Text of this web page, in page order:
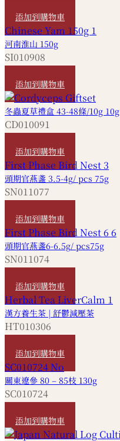
添加到購物車
河南淮山 150g
SI010908
添加到購物車
冬蟲夏草禮盒 43-48條/10g 10g
CD010091
添加到購物車
頭期官燕盞 3.5-4g/ pcs 75g
SN011077
添加到購物車
頭期官燕盞6-6.5g/ pcs75g
SN011074
添加到購物車
漢方養生茶 | 舒鬱減壓茶
HT010306
添加到購物車
關東遼參 80 – 85枝 130g
SC010724
添加到購物車